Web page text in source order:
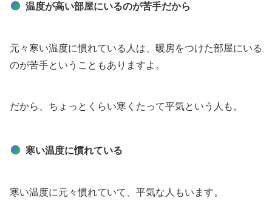
温度が高い部屋にいるのが苦手だから
元々寒い温度に慣れている人は、暖房をつけた部屋にいる
のが苦手ということもありますよ。
だから、ちょっとくらい寒くたって平気という人も。
寒い温度に慣れている
寒い温度に元々慣れていて、平気な人もいます。